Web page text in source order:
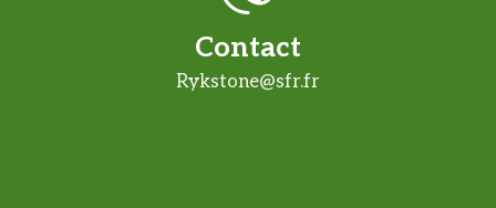
Contact
Rykstone@sfr.fr